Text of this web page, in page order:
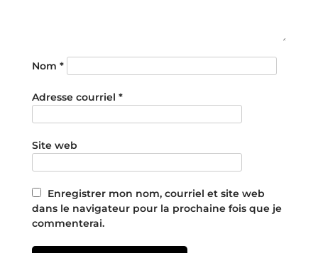
Nom *
Adresse courriel *
Site web
Enregistrer mon nom, courriel et site web
dans le navigateur pour la prochaine fois que je
commenterai.